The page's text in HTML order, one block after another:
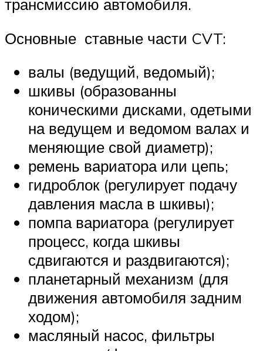
трансмиссию автомобиля.
Основные ставные части CVT:
валы (ведущий, ведомый);
шкивы (образованны
коническими дисками, одетыми
на ведущем и ведомом валах и
меняющие свой диаметр);
ремень вариатора или цепь;
гидроблок (регулирует подачу
давления масла в шкивы);
помпа вариатора (регулирует
процесс, когда шкивы
сдвигаются и раздвигаются);
планетарный механизм (для
движения автомобиля задним
ходом);
масляный насос, фильтры